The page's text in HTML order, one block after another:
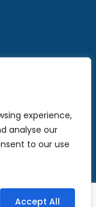
experience,
analyse our
to our use
Accept All